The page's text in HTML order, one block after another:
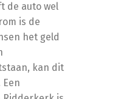
de auto wel
is de
het geld
kan dit